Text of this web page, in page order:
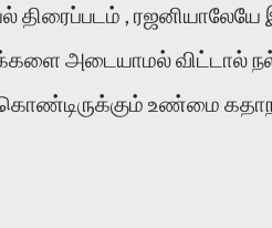
திரைப்படம் , ரஜனியாலேயே
அடையாமல் விட்டால்
உண்மை